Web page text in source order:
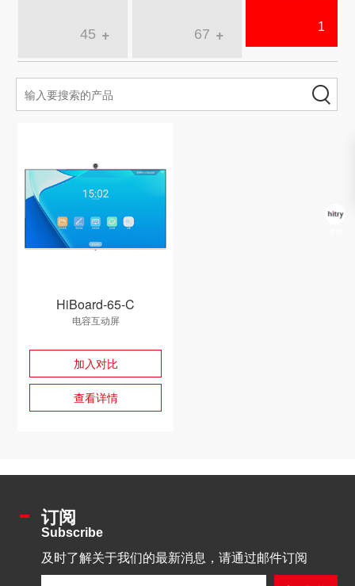
45 + 67 + 1
HiBoard-65-C
电容互动屏
加入对比
查看详情
订阅
Subscribe
及时了解关于我们的最新消息，请通过邮件订阅